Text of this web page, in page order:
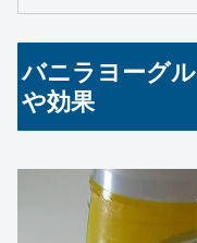
バニラヨーグ
や効果